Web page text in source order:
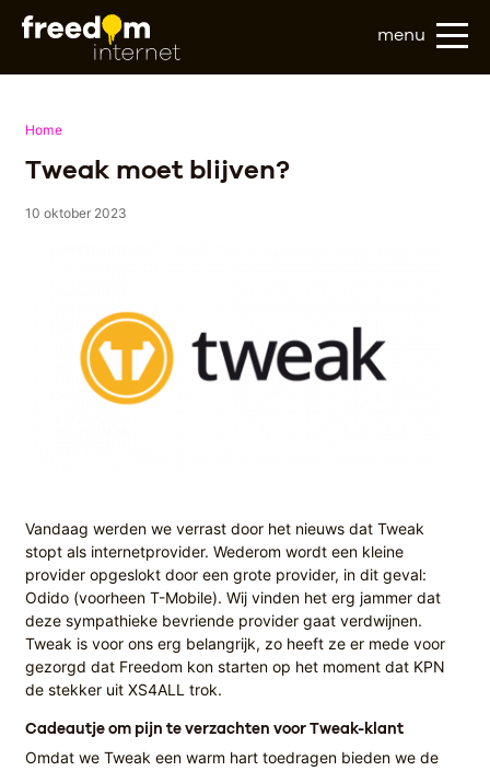
menu
Home
Tweak moet blijven?
10 oktober 2023
Vandaag werden we verrast door het nieuws dat Tweak
stopt als internetprovider. Wederom wordt een kleine
provider opgeslokt door een grote provider, in dit geval:
Odido (voorheen T-Mobile). Wij vinden het erg jammer dat
deze sympathieke bevriende provider gaat verdwijnen.
Tweak is voor ons erg belangrijk, zo heeft ze er mede voor
gezorgd dat Freedom kon starten op het moment dat KPN
de stekker uit XS4ALL trok.
Cadeautje om pijn te verzachten voor Tweak-klant
Omdat we Tweak een warm hart toedragen bieden we de